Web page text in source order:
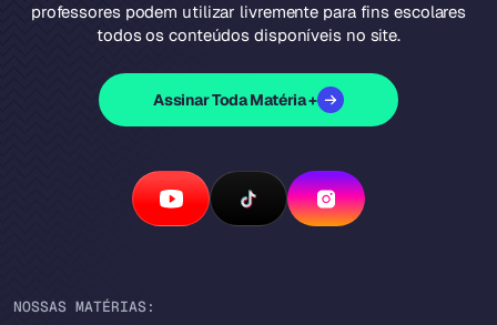
professores podem utilizar livremente para fins escolares
todos os conteúdos disponíveis no site.
Assinar Toda Matéria +
NOSSAS MATÉRIAS: